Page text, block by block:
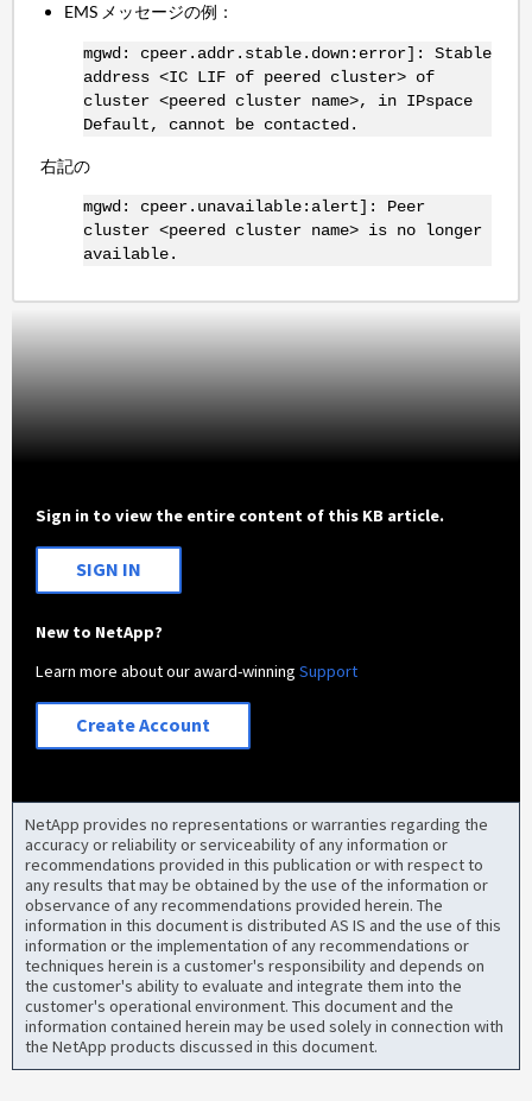
EMS メッセージの例：
mgwd: cpeer.addr.stable.down:error]: Stable
address <IC LIF of peered cluster> of
cluster <peered cluster name>, in IPspace
Default, cannot be contacted.
右記の
mgwd: cpeer.unavailable:alert]: Peer
cluster <peered cluster name> is no longer
available.
Sign in to view the entire content of this KB article.
SIGN IN
New to NetApp?
Learn more about our award-winningSupport
Create Account
NetApp provides no representations or warranties regarding the
accuracy or reliability or serviceability of any information or
recommendations provided in this publication or with respect to
any results that may be obtained by the use of the information or
observance of any recommendations provided herein. The
information in this document is distributed AS IS and the use of this
information or the implementation of any recommendations or
techniques herein is a customer's responsibility and depends on
the customer's ability to evaluate and integrate them into the
customer's operational environment. This document and the
information contained herein may be used solely in connection with
the NetApp products discussed in this document.